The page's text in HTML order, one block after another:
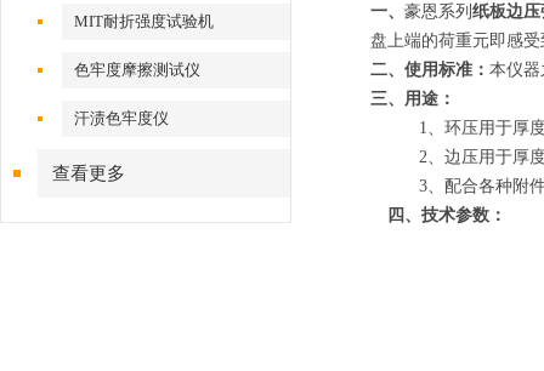
MIT耐折强度试验机
色牢度摩擦测试仪
汗渍色牢度仪
查看更多
一、 豪恩系列 纸板边
盘上端的荷重元即感
二、使用标准： 本仪器
三、用途：
1、环压用于厚
2、边压用于厚
3、配合各种附
四、技术参数：